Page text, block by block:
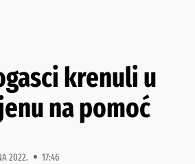
krenuli u
na pomoć
2022. 17:46